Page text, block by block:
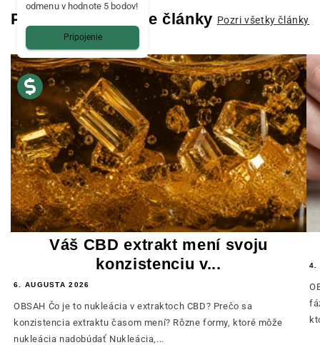
Prečítajte si ďalšie články Pozri všetky články
Váš CBD extrakt mení svoju
konzistenciu v...
6. AUGUSTA 2026
OBSAH Čo je to nukleácia v extraktoch CBD? Prečo sa
konzistencia extraktu časom mení? Rôzne formy, ktoré môže
nukleácia nadobúdať Nukleácia,...
4.
odmenu v hodnote 5 bodov!
Pripojenie